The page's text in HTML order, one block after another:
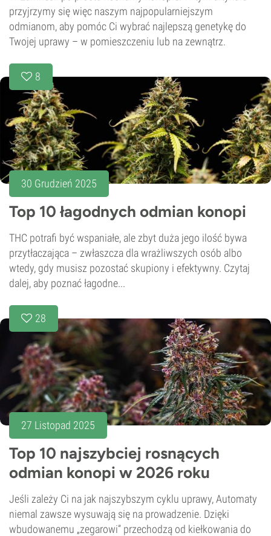
przyjrzymy się więc naszym najpopularniejszym
odmianom, aby pomóc Ci wybrać najlepszą genetykę do
Twojej uprawy – w pomieszczeniu lub na zewnątrz.
8
30 Grudzień 2025
Top 10 łagodnych odmian konopi
THC potrafi być wspaniałe, ale zbyt duża jego ilość bywa
przytłaczająca – zwłaszcza dla wrażliwszych osób albo
wtedy, gdy musisz pozostać skupiony i efektywny. Czytaj
dalej, aby poznać łagodne...
28
27 Listopad 2025
Top 10 najszybciej rosnących
odmian konopi w 2026 roku
Jeśli zależy Ci na jak najszybszym cyklu uprawy, Automaty
niemal zawsze wysuwają się na prowadzenie. Dzięki
wbudowanemu „zegarowi” przechodzą od kiełkowania do